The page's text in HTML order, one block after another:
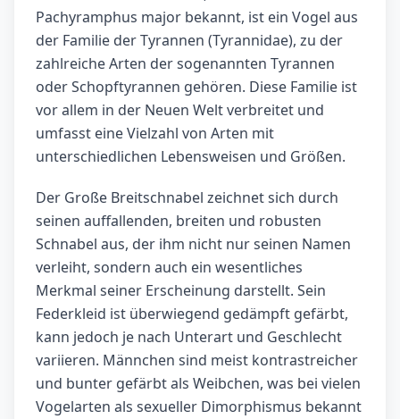
Pachyramphus major bekannt, ist ein Vogel aus
der Familie der Tyrannen (Tyrannidae), zu der
zahlreiche Arten der sogenannten Tyrannen
oder Schopftyrannen gehören. Diese Familie ist
vor allem in der Neuen Welt verbreitet und
umfasst eine Vielzahl von Arten mit
unterschiedlichen Lebensweisen und Größen.
Der Große Breitschnabel zeichnet sich durch
seinen auffallenden, breiten und robusten
Schnabel aus, der ihm nicht nur seinen Namen
verleiht, sondern auch ein wesentliches
Merkmal seiner Erscheinung darstellt. Sein
Federkleid ist überwiegend gedämpft gefärbt,
kann jedoch je nach Unterart und Geschlecht
variieren. Männchen sind meist kontrastreicher
und bunter gefärbt als Weibchen, was bei vielen
Vogelarten als sexueller Dimorphismus bekannt